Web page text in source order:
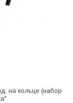
на кольце (набор